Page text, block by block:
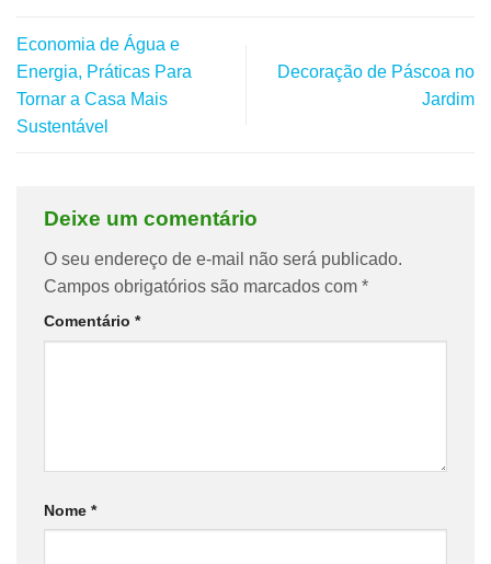
Economia de Água e
Energia, Práticas Para
Tornar a Casa Mais
Sustentável
Decoração de Páscoa no
Jardim
Deixe um comentário
O seu endereço de e-mail não será publicado.
Campos obrigatórios são marcados com *
Comentário *
Nome *